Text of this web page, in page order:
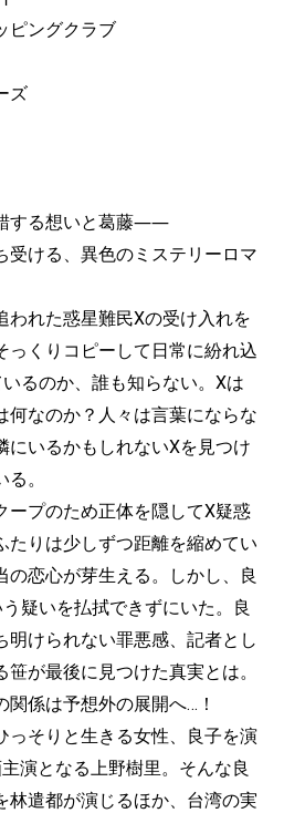
ピングクラブ
ズ
する想いと葛藤――
受ける、異色のミステリーロマ
われた惑星難民Xの受け入れを
っくりコピーして日常に紛れ込
るのか、誰も知らない。Xは
何なのか？人々は言葉にならな
にいるかもしれないXを見つけ
。
ープのため正体を隠してX疑惑
たりは少しずつ距離を縮めてい
の恋心が芽生える。しかし、良
疑いを払拭できずにいた。良
明けられない罪悪感、記者とし
が最後に見つけた真実とは。
係は予想外の展開へ…！
っそりと生きる女性、良子を演
演となる上野樹里。そんな良
林遣都が演じるほか、台湾の実